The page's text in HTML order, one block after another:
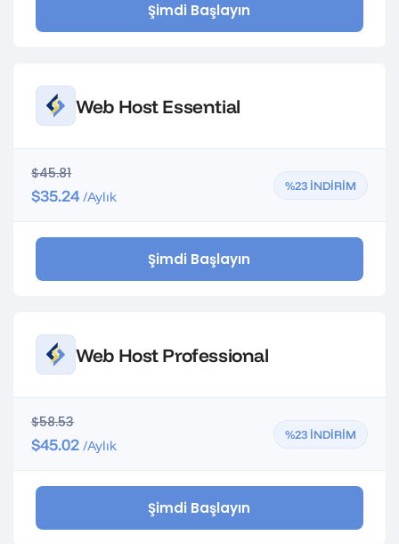
Şimdi Başlayın
Web Host Essential
$45.81
$35.24 /Aylık
%23 İNDİRİM
Şimdi Başlayın
Web Host Professional
$58.53
$45.02 /Aylık
%23 İNDİRİM
Şimdi Başlayın